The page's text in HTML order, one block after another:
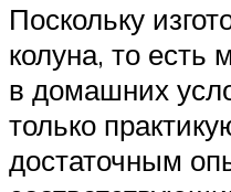
Поскольку
колуна, то есть
в домашних
только
достаточным